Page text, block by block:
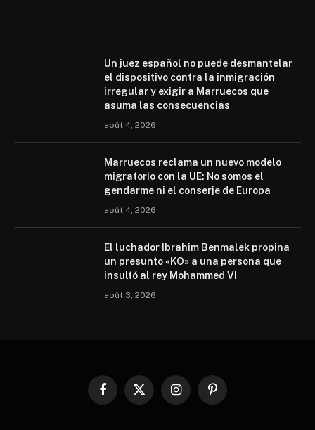
Un juez español no puede desmantelar
el dispositivo contra la inmigración
irregular y exigir a Marruecos que
asuma las consecuencias
août 4, 2026
Marruecos reclama un nuevo modelo
migratorio con la UE: No somos el
gendarme ni el conserje de Europa
août 4, 2026
El luchador Ibrahim Benmalek propina
un presunto «KO» a una persona que
insultó al rey Mohammed VI
août 3, 2026
Facebook
X
InstagramPinterest